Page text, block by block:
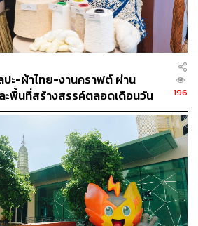
ะสตูดิโอส่วนตัว รวมถึงอีก 84% ที่มี
นความบันเทิง จึงได้ออกแบบพื้นที่ห้อง
ง ปรับเปลี่ยนการใช้งานได้หลาก
ติดรถไฟฟ้าหรือใกล้ทางด่วนเพื่อคืน
อาศัยได้อยู่กับตัวเองและสิ่งที่รักได้
ะการเยียวยากายใจ (Wellness &
จากอินไซต์พบว่าคนเมืองกว่า 61%
ทางจิตใจ และอีก 50% โหยหาการ
ธรรมชาติ นำไปสู่การออกแบบ
มารถใช้งานได้จริงและพื้นที่สีเขียว
ข้ามาสร้างพลังบวก คืนความสดชื่น
ะ-ผ้าไทย-งานคราฟต์ ผ่าน
ะพื้นที่สร้างสรรค์ตลอดเดือนวัน
196